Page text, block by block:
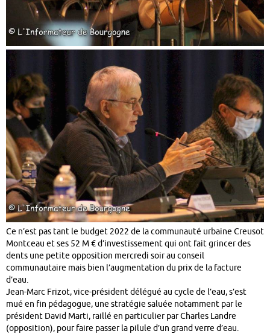
Ce n’est pas tant le budget 2022 de la communauté urbaine Creusot
Montceau et ses 52 M € d’investissement qui ont fait grincer des
dents une petite opposition mercredi soir au conseil
communautaire mais bien l’augmentation du prix de la facture
d’eau.
Jean-Marc Frizot, vice-président délégué au cycle de l’eau, s’est
mué en fin pédagogue, une stratégie saluée notamment par le
président David Marti, raillé en particulier par Charles Landre
(opposition), pour faire passer la pilule d’un grand verre d’eau.